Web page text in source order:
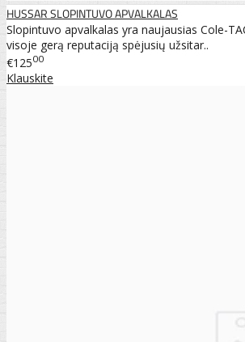
HUSSAR SLOPINTUVO APVALKALAS
Slopintuvo apvalkalas yra naujausias Cole-
visoje gerą reputaciją spėjusių užsitar..
€12500
Klauskite